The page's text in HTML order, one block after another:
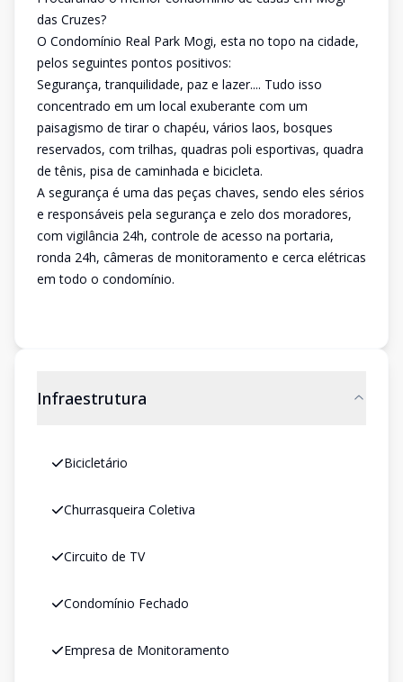
das Cruzes?
O Condomínio Real Park Mogi, esta no topo na cidade,
pelos seguintes pontos positivos:
Segurança, tranquilidade, paz e lazer.... Tudo isso
concentrado em um local exuberante com um
paisagismo de tirar o chapéu, vários laos, bosques
reservados, com trilhas, quadras poli esportivas, quadra
de tênis, pisa de caminhada e bicicleta.
A segurança é uma das peças chaves, sendo eles sérios
e responsáveis pela segurança e zelo dos moradores,
com vigilância 24h, controle de acesso na portaria,
ronda 24h, câmeras de monitoramento e cerca elétricas
em todo o condomínio.
Infraestrutura
Bicicletário
Churrasqueira Coletiva
Circuito de TV
Condomínio Fechado
Empresa de Monitoramento